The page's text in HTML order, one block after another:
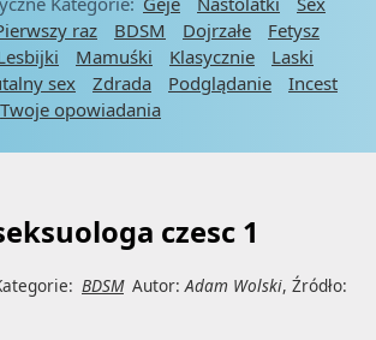
raz BDSM Dojrzałe
Fetysz
Mamuśki Klasycznie
Laski
sex Zdrada Podglądanie
Incest
Twoje opowiadania
czesc 1
BDSM Autor:Adam Wolski, Źródło: